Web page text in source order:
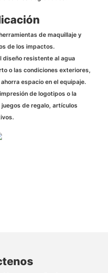
de maquillaje y
de los impactos.
diseño resistente al agua
o las condiciones exteriores,
espacio en el equipaje.
de logotipos o la
de regalo, artículos